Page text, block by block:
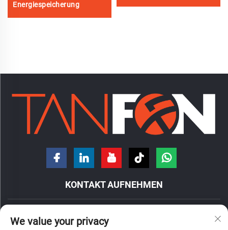
Energiespeicherung
KONTAKT AUFNEHMEN
Nr. 7 Hongde-Straße, Stadtteil Nanzhuang, Bezirk Chancheng,
Stadt Foshan, Provinz Guangdong, China.
We value your privacy